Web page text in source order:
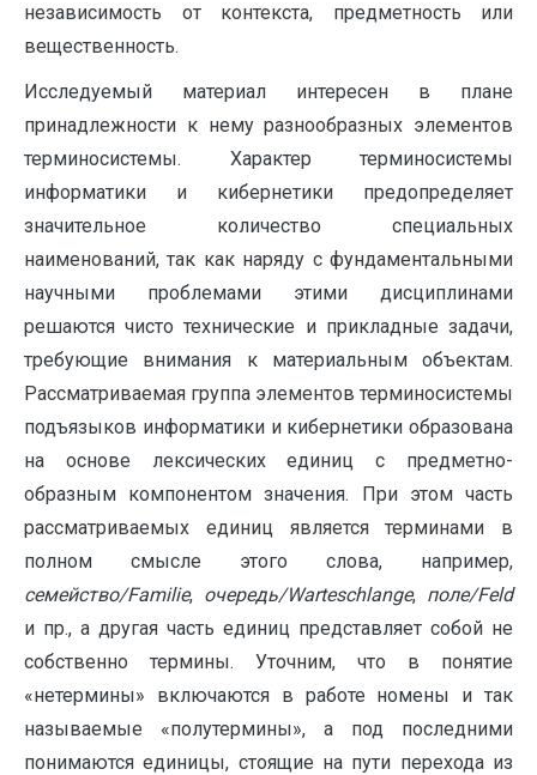
независимость от контекста, предметность или
вещественность.
Исследуемый материал интересен в плане
принадлежности к нему разнообразных элементов
терминосистемы. Характер терминосистемы
информатики и кибернетики предопределяет
значительное количество специальных
наименований, так как наряду с фундаментальными
научными проблемами этими дисциплинами
решаются чисто технические и прикладные задачи,
требующие внимания к материальным объектам.
Рассматриваемая группа элементов терминосистемы
подъязыков информатики и кибернетики образована
на основе лексических единиц с предметно-
образным компонентом значения. При этом часть
рассматриваемых единиц является терминами в
полном смысле этого слова, например,
семейство/Familie, очередь/Warteschlange, поле/Feld
и пр., а другая часть единиц представляет собой не
собственно термины. Уточним, что в понятие
«нетермины» включаются в работе номены и так
называемые «полутермины», а под последними
понимаются единицы, стоящие на пути перехода из